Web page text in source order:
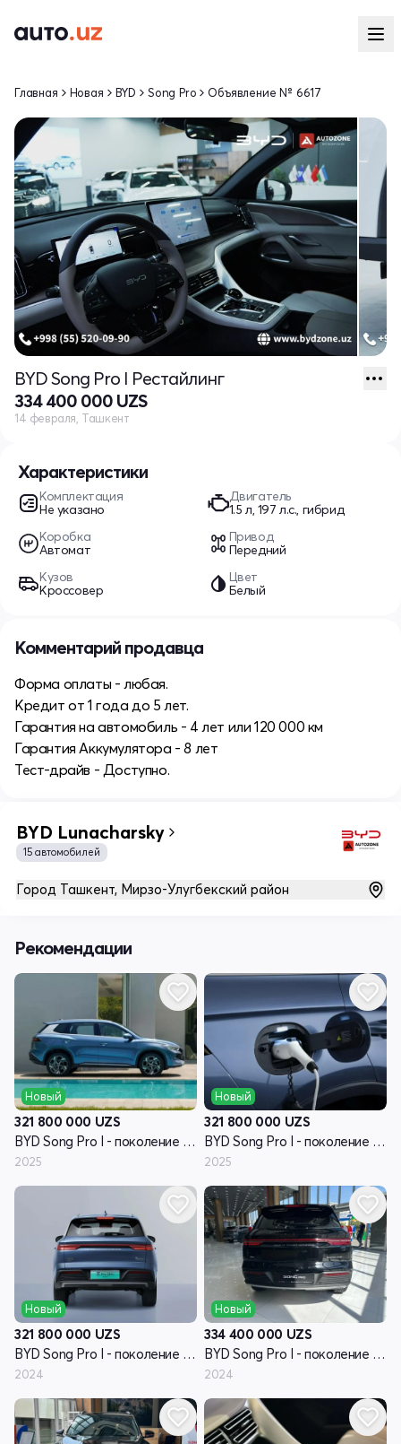
Характеристики
Комплектация
Не указано
Двигатель
1.5 л, 197 л.с., гибрид
Коробка
Автомат
Привод
Передний
Кузов
Кроссовер
Цвет
Белый
Главная Новая BYD Song Pro Объявление № 6617
BYD Song Pro I Рестайлинг
334 400 000 UZS
14 февраля, Ташкент
Комментарий продавца
Форма оплаты - любая.
Кредит от 1 года до 5 лет.
Гарантия на автомобиль - 4 лет или 120 000 км
Гарантия Аккумулятора - 8 лет
Тест-драйв - Доступно.
BYD Lunacharsky
15 автомобилей
Город Ташкент, Мирзо-Улугбекский район
Рекомендации
Новый
321 800 000 UZS
BYD Song Pro I - поколение рестайлинг
2025
Новый
321 800 000 UZS
BYD Song Pro I - поколение рестайлинг
2025
Новый
321 800 000 UZS
BYD Song Pro I - поколение рестайлинг
2024
Новый
334 400 000 UZS
BYD Song Pro I - поколение рестайлинг
2024